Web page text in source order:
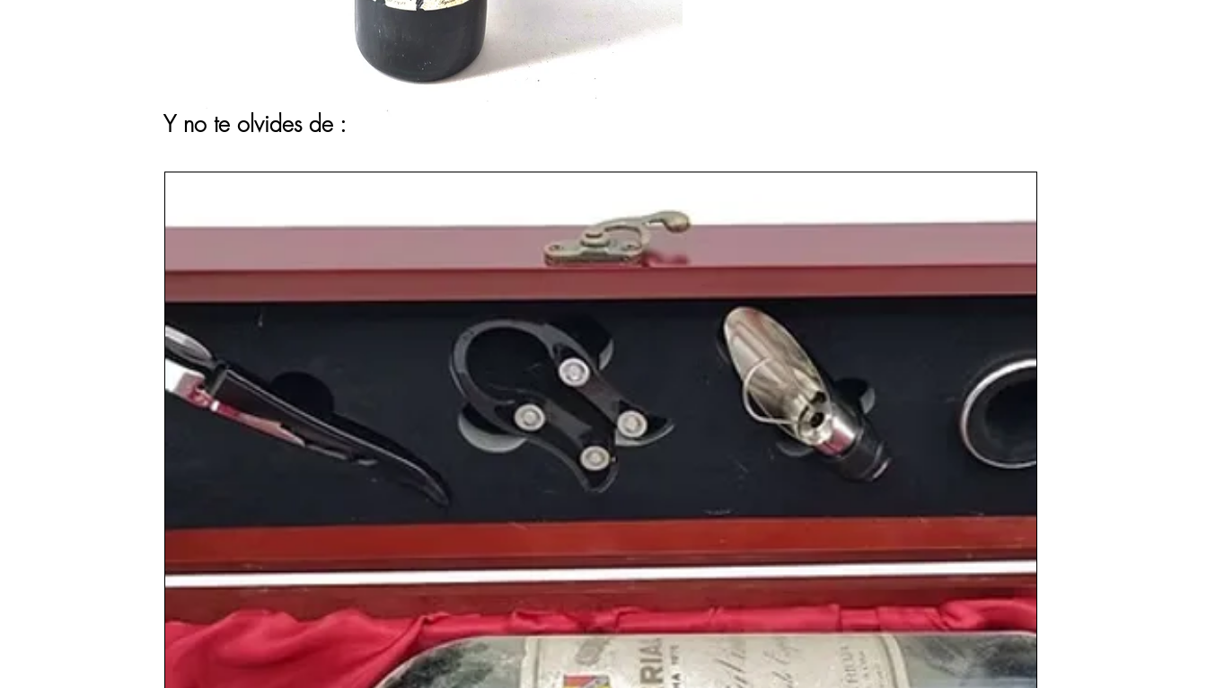
Popular
del que cogio de nuevo las riendasManuel Fraga
elecciones
Además en aquel
creación detres nuevos canales
naciendo asíTele 5, Antena 3 y Canal Plus
La afición merengue rugía con la vigesimocuarta
victoria de
Real Madridal vencer al Espanyol en el estadio
Santiago Bernabéu con un 3 a 0 gracias a los goles de
Butragueño, Hugo Sánchez y Gordillo
Y en la máxima competición futbolística europea el
conseguía con un decisivo 4 a 0 su tercera Copa de
Perico Delgado, fue el vencedor deLa Vuelta a Españaen su
44. ª edición, mientras que la competición francesa se le
Este año nace uno de los diarios más importantes de la prensa
nacional española. El 23 de octubre de 1989 se publica el
primer número del diario El Mundoen Madrid fundado por
Y no te olvides de :